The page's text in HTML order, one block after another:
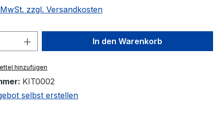
zzgl. Versandkosten
Anzahl: Gib den gewünschten Wert
In den Warenkorb
hinzufügen
KIT0002
selbst erstellen